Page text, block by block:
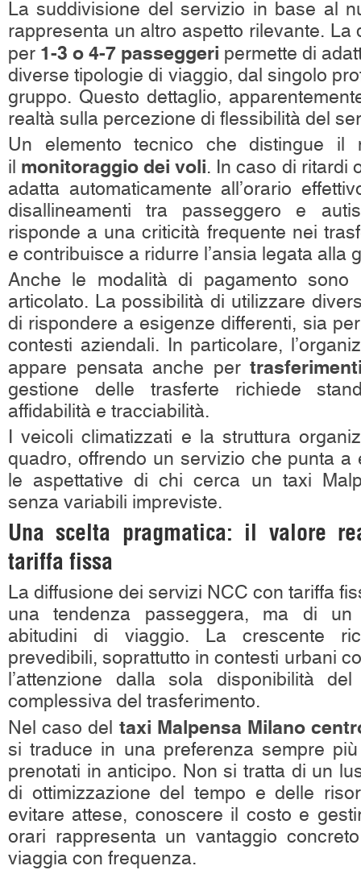
La suddivisione del servizio in base al
rappresenta un altro aspetto rilevante. La
per 1-3 o 4-7 passeggeri permette di
diverse tipologie di viaggio, dal singolo
gruppo. Questo dettaglio,
realtà sulla percezione di flessibilità del
Un elemento tecnico che distingue il
il monitoraggio dei voli. In caso di ritardi
adatta automaticamente all’orario
disallineamenti tra passeggero e
risponde a una criticità frequente nei
e contribuisce a ridurre l’ansia legata alla
Anche le modalità di pagamento sono
articolato. La possibilità di utilizzare
di rispondere a esigenze differenti, sia
contesti aziendali. In particolare,
appare pensata anche per
gestione delle trasferte richiede
affidabilità e tracciabilità.
I veicoli climatizzati e la struttura
quadro, offrendo un servizio che punta a
le aspettative di chi cerca un taxi
senza variabili impreviste.
Una scelta pragmatica: il valore
tariffa fissa
La diffusione dei servizi NCC con tariffa
una tendenza passeggera, ma di un
abitudini di viaggio. La crescente
prevedibili, soprattutto in contesti urbani
l’attenzione dalla sola disponibilità
complessiva del trasferimento.
Nel caso del taxi Malpensa Milano
si traduce in una preferenza sempre
prenotati in anticipo. Non si tratta di un
di ottimizzazione del tempo e delle
evitare attese, conoscere il costo e
orari rappresenta un vantaggio
viaggia con frequenza.